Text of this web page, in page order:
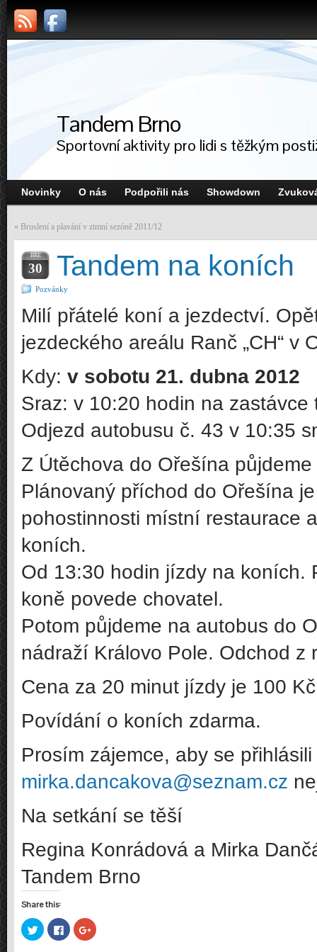
Tandem Brno
Sportovní aktivity pro lidi s těžkým
Novinky O nás Podpořili nás Showdown
« Bruslení a plavání v zimní sezóně 2011/12
BŘE
30 Tandem na koních
Pozvánky
Milí přátelé koní a jezdectví.
jezdeckého areálu Ranč „CH“ v
Kdy: v sobotu 21. dubna 2012
Sraz: v 10:20 hodin na
Odjezd autobusu č. 43 v 10:35
Z Útěchova do Ořešína
Plánovaný příchod do Ořešína
pohostinnosti místní restaurace
koních.
Od 13:30 hodin jízdy na koních.
koně povede chovatel.
Potom půjdeme na autobus do
nádraží Královo Pole. Odchod z
Cena za 20 minut jízdy je 100
Povídání o koních zdarma.
Prosím zájemce, aby se
mirka.dancakova@seznam.cz
Na setkání se těší
Regina Konrádová a Mirka
Tandem Brno
Share this:
Sdílet
na
Twitteru
Click
to
share
Sdílet
na